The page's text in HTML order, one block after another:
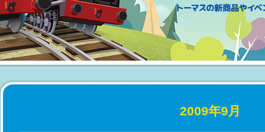
2009年9月